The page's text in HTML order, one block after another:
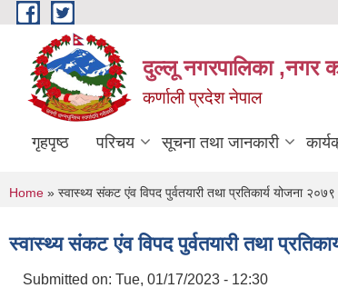
Skip to main content
दुल्लू नगरपालिका ,नगर
कर्णाली प्रदेश नेपाल
गृहपृष्ठ परिचय सूचना तथा जानकारी
You are here
Home » स्वास्थ्य संकट एंव विपद पुर्वतयारी तथा प्रतिकार्य योजना २०७९
स्वास्थ्य संकट एंव विपद पुर्वतयारी तथा
Submitted on: Tue, 01/17/2023 - 12:30